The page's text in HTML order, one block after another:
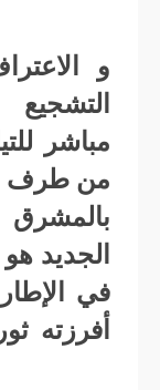
و
مباشر
من طرف
الجديد
في
أفرزته